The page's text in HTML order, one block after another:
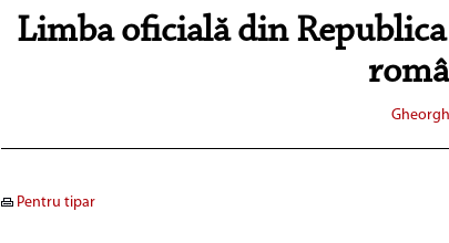
Limba oficială din
Pentru tipar